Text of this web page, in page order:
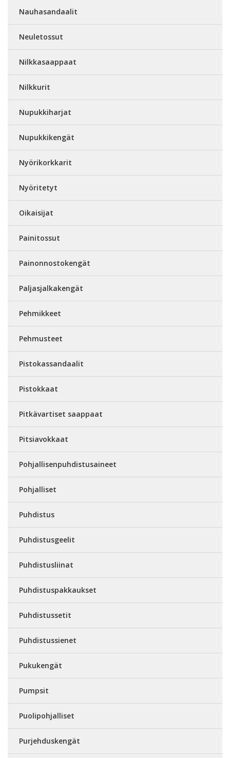
Nauhasandaalit
Neuletossut
Nilkkasaappaat
Nilkkurit
Nupukkiharjat
Nupukkikengät
Nyörikorkkarit
Nyöritetyt
Oikaisijat
Painitossut
Painonnostokengät
Paljasjalkakengät
Pehmikkeet
Pehmusteet
Pistokassandaalit
Pistokkaat
Pitkävartiset saappaat
Pitsiavokkaat
Pohjallisenpuhdistusaineet
Pohjalliset
Puhdistus
Puhdistusgeelit
Puhdistusliinat
Puhdistuspakkaukset
Puhdistussetit
Puhdistussienet
Pukukengät
Pumpsit
Puolipohjalliset
Purjehduskengät